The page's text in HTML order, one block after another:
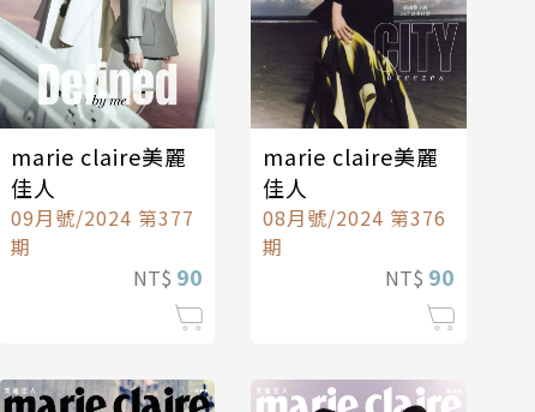
marie claire美麗
佳人
09月號/2024 第377
期
NT$ 90
marie claire美麗
佳人
08月號/2024 第376
期
NT$ 90